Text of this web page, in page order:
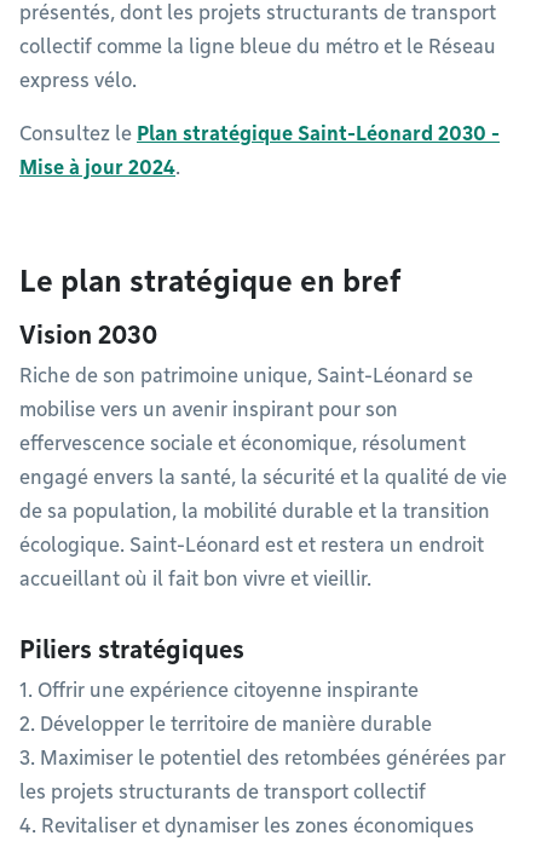
présentés, dont les projets structurants de transport
collectif comme la ligne bleue du métro et le Réseau
express vélo.
Consultez le Plan stratégique Saint-Léonard 2030 -
Mise à jour 2024.
Le plan stratégique en bref
Vision 2030
Riche de son patrimoine unique, Saint-Léonard se
mobilise vers un avenir inspirant pour son
effervescence sociale et économique, résolument
engagé envers la santé, la sécurité et la qualité de vie
de sa population, la mobilité durable et la transition
écologique. Saint-Léonard est et restera un endroit
accueillant où il fait bon vivre et vieillir.
Piliers stratégiques
1. Offrir une expérience citoyenne inspirante
2. Développer le territoire de manière durable
3. Maximiser le potentiel des retombées générées par
les projets structurants de transport collectif
4. Revitaliser et dynamiser les zones économiques